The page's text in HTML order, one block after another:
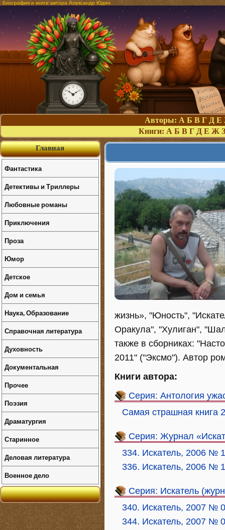
Биография и книги автора Александр Юдин
Авторы: А Б В Г Д Е
Книги: А Б В Г Д Е Ж З
жизнь», "Юность",
Оракула", "Хулиган",
также в сборниках:
2011" ("Эксмо"). Автор
Книги автора:
Серия: Антология
Самая страшная книга
Серия: Журнал
334. Искатель, 2006 №
336. Искатель, 2006 №
Серия: Искатель
340. Искатель, 2007 №
344. Искатель, 2007 №
Главная
Фантастика
Детективы и Триллеры
Любовные романы
Приключения
Проза
Юмор
Детское
Дом и семья
Наука, Образование
Справочная литература
Духовность
Документальная
Прочее
Поэзия
Драматургия
Старинное
Деловая литература
Военное дело